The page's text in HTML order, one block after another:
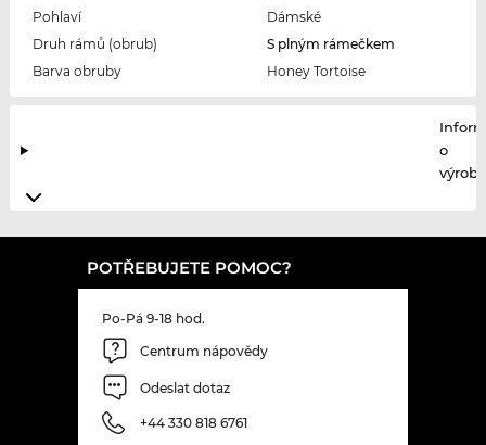
Pohlaví
Dámské
Druh rámů (obrub)
S plným rámečkem
Barva obruby
Honey Tortoise
o
POTŘEBUJETE POMOC?
Po-Pá 9-18 hod.
Centrum nápovědy
Odeslat dotaz
+44 330 818 6761